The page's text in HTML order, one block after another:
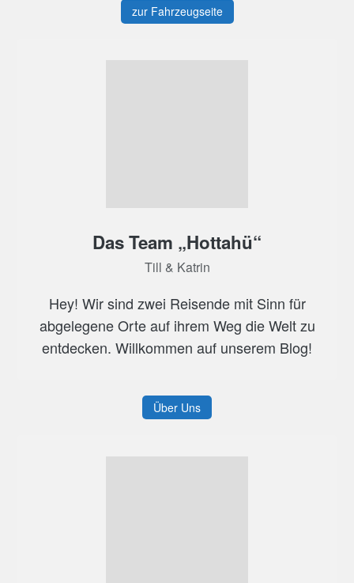
zur Fahrzeugseite
Das Team „Hottahü“
Till & Katrin
Hey! Wir sind zwei Reisende mit Sinn für
abgelegene Orte auf ihrem Weg die Welt zu
entdecken. Willkommen auf unserem Blog!
Über Uns